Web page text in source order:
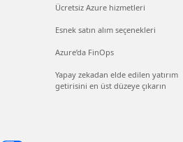
Ücretsiz Azure hizmetleri
Esnek satın alım seçenekleri
Azure’da FinOps
Yapay zekadan elde edilen yatırım
getirisini en üst düzeye çıkarın